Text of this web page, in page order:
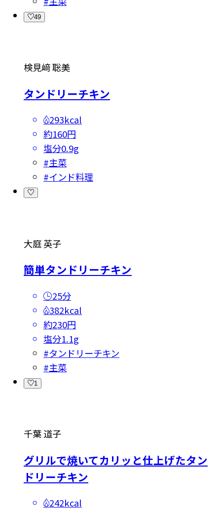
49
検見﨑 聡美
タンドリーチキン
293kcal
約160円
塩分0.9g
#主菜
#インド料理
大庭 英子
簡単タンドリーチキン
25分
382kcal
約230円
塩分1.1g
#タンドリーチキン
#主菜
1
千葉 道子
グリルで焼いてカリッと仕上げたタン
ドリーチキン
242kcal